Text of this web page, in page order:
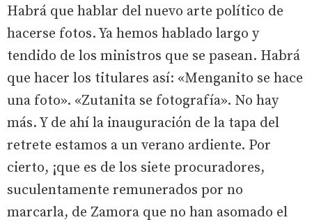
Habrá que hablar del nuevo arte político de
hacerse fotos. Ya hemos hablado largo y
tendido de los ministros que se pasean. Habrá
que hacer los titulares así: «Menganito se hace
una foto». «Zutanita se fotografía». No hay
más. Y de ahí la inauguración de la tapa del
retrete estamos a un verano ardiente. Por
cierto, ¡que es de los siete procuradores,
suculentamente remunerados por no
marcarla, de Zamora que no han asomado el